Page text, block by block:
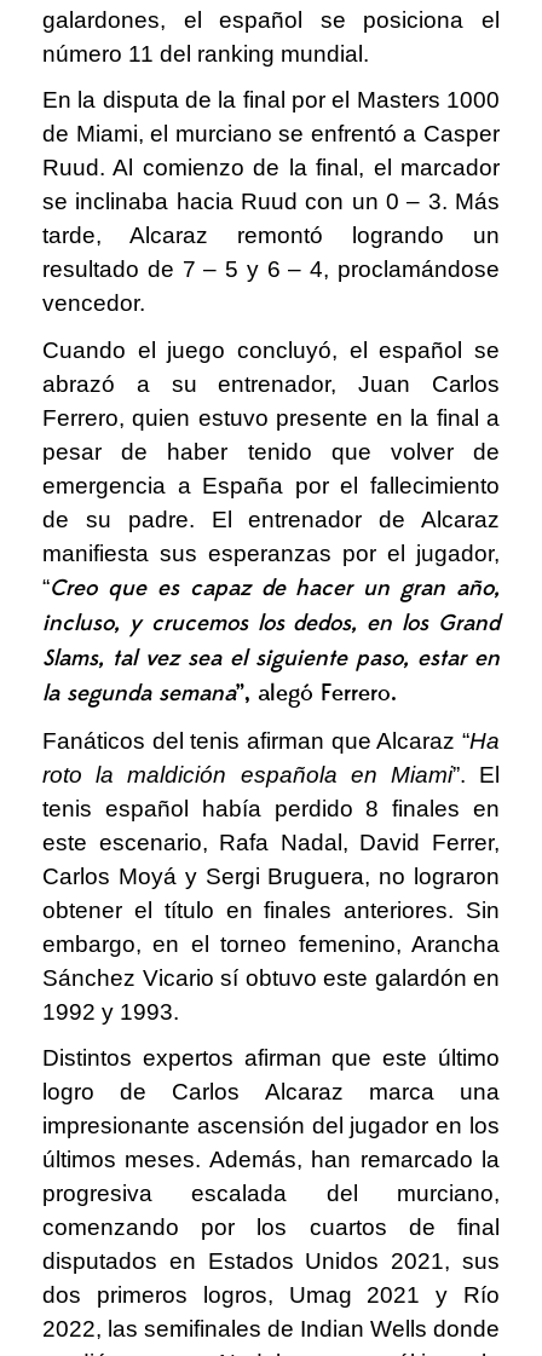
galardones, el español se posiciona el
número 11 del ranking mundial.
En la disputa de la final por el Masters 1000
de Miami, el murciano se enfrentó a Casper
Ruud. Al comienzo de la final, el marcador
se inclinaba hacia Ruud con un 0 – 3. Más
tarde, Alcaraz remontó logrando un
resultado de 7 – 5 y 6 – 4, proclamándose
vencedor.
Cuando el juego concluyó, el español se
abrazó a su entrenador, Juan Carlos
Ferrero, quien estuvo presente en la final a
pesar de haber tenido que volver de
emergencia a España por el fallecimiento
de su padre. El entrenador de Alcaraz
manifiesta sus esperanzas por el jugador,
“Creo que es capaz de hacer un gran año,
incluso, y crucemos los dedos, en los Grand
Slams, tal vez sea el siguiente paso, estar en
la segunda semana”, alegó Ferrero.
Fanáticos del tenis afirman que Alcaraz “Ha
roto la maldición española en Miami”. El
tenis español había perdido 8 finales en
este escenario, Rafa Nadal, David Ferrer,
Carlos Moyá y Sergi Bruguera, no lograron
obtener el título en finales anteriores. Sin
embargo, en el torneo femenino, Arancha
Sánchez Vicario sí obtuvo este galardón en
1992 y 1993.
Distintos expertos afirman que este último
logro de Carlos Alcaraz marca una
impresionante ascensión del jugador en los
últimos meses. Además, han remarcado la
progresiva escalada del murciano,
comenzando por los cuartos de final
disputados en Estados Unidos 2021, sus
dos primeros logros, Umag 2021 y Río
2022, las semifinales de Indian Wells donde